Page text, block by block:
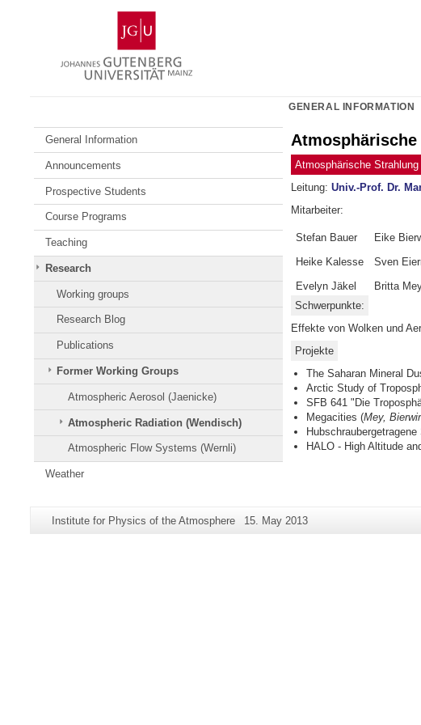
Gutenberg
University
Mainz
GENERAL INFORMATION
General Information
Announcements
Prospective Students
Course Programs
Teaching
Research
Working groups
Research Blog
Publications
Former Working Groups
Atmospheric Aerosol (Jaenicke)
Atmospheric Radiation (Wendisch)
Atmospheric Flow Systems (Wernli)
Weather
Atmosphärische Strahlung
Leitung: Univ.-Prof. Dr.
Mitarbeiter:
Stefan Bauer Eike
Heike Kalesse
Sven
Evelyn Jäkel
Britta
Schwerpunkte:
Effekte von Wolken und
Projekte
The Saharan Mineral
Arctic Study of
SFB 641 "Die
Megacities (Mey,
HALO - High Altitude
Additional
Page-
Institute for Physics of the Atmosphere
Last
15. May 2013